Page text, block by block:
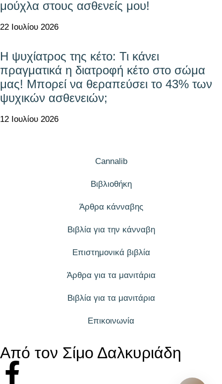
μούχλα στους ασθενείς μου!
22 Ιουλίου 2026
Η ψυχίατρος της κέτο: Τι κάνει
πραγματικά η διατροφή κέτο στο σώμα
μας! Μπορεί να θεραπεύσει το 43% των
ψυχικών ασθενειών;
12 Ιουλίου 2026
Cannalib
Βιβλιοθήκη
Άρθρα κάνναβης
Βιβλία για την κάνναβη
Επιστημονικά βιβλία
Άρθρα για τα μανιτάρια
Βιβλία για τα μανιτάρια
Επικοινωνία
Από τον Σίμο Δαλκυριάδη